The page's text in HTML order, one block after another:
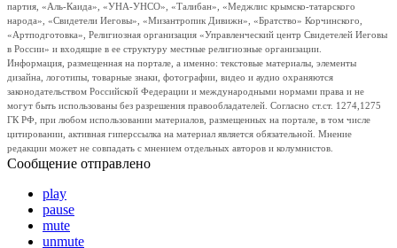
партия, «Аль-Каида», «УНА-УНСО», «Талибан», «Меджлис крымско-татарского
народа», «Свидетели Иеговы», «Мизантропик Дивижн», «Братство» Корчинского,
«Артподготовка», Религиозная организация «Управленческий центр Свидетелей Иеговы
в России» и входящие в ее структуру местные религиозные организации.
Информация, размещенная на портале, а именно: текстовые материалы, элементы
дизайна, логотипы, товарные знаки, фотографии, видео и аудио охраняются
законодательством Российской Федерации и международными нормами права и не
могут быть использованы без разрешения правообладателей. Согласно ст.ст. 1274,1275
ГК РФ, при любом использовании материалов, размещенных на портале, в том числе
цитировании, активная гиперссылка на материал является обязательной. Мнение
редакции может не совпадать с мнением отдельных авторов и колумнистов.
Сообщение отправлено
play
pause
mute
unmute